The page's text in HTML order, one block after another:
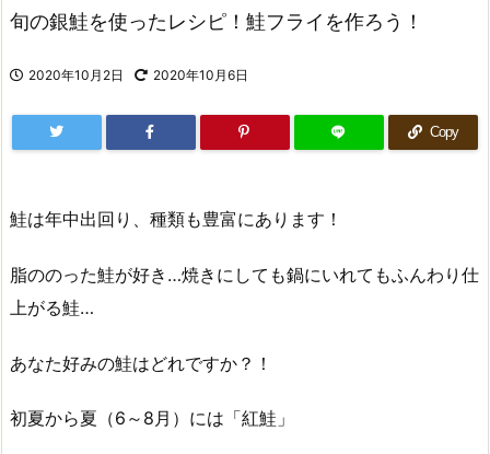
旬の銀鮭を使ったレシピ！鮭フライを作ろう！
2020年10月2日 2020年10月6日
Copy
鮭は年中出回り、種類も豊富にあります！
脂ののった鮭が好き…焼きにしても鍋にいれてもふんわり仕
上がる鮭…
あなた好みの鮭はどれですか？！
初夏から夏（6～8月）には「紅鮭」